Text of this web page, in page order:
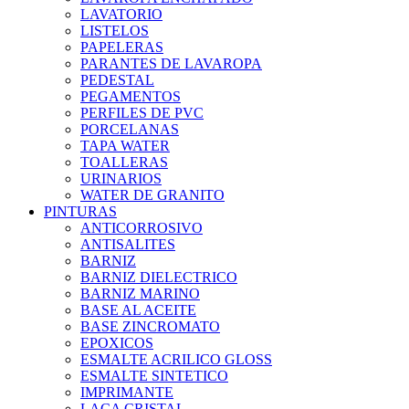
LAVATORIO
LISTELOS
PAPELERAS
PARANTES DE LAVAROPA
PEDESTAL
PEGAMENTOS
PERFILES DE PVC
PORCELANAS
TAPA WATER
TOALLERAS
URINARIOS
WATER DE GRANITO
PINTURAS
ANTICORROSIVO
ANTISALITES
BARNIZ
BARNIZ DIELECTRICO
BARNIZ MARINO
BASE AL ACEITE
BASE ZINCROMATO
EPOXICOS
ESMALTE ACRILICO GLOSS
ESMALTE SINTETICO
IMPRIMANTE